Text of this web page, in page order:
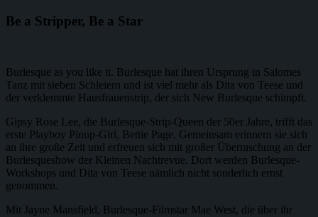
Be a Stripper, Be a Star
Burlesque as you like it. Burlesque hat ihren Ursprung in Salomes
Tanz mit sieben Schleiern und ist viel mehr als Dita von Teese und
der verklemmte Hausfrauenstrip, der sich New Burlesque schimpft.
Gipsy Rose Lee, die Burlesque-Strip-Queen der 50er Jahre, trifft das
erste Playboy Pinup-Girl, Bettie Page. Gemeinsam erinnern sie sich
an ihre große Zeit und erfreuen sich mit großer Überraschung an der
Burlesqueshow der Kleinen Nachtrevue. Dort werden Burlesque-
Workshops und Dita von Teese nämlich nicht sonderlich ernst
genommen.
Mit Jayne Mansfield, Burlesque-Filmstar Mae West, die über ihr